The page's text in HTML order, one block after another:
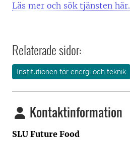
Läs mer och sök tjänsten här.
Relaterade sidor:
Institutionen för energi och teknik
Kontaktinformation
SLU Future Food